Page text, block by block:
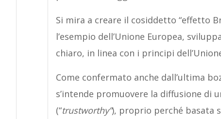
Si mira a creare il cosiddetto “effetto
l’esempio dell’Unione Europea,
chiaro, in linea con i principi
Come confermato anche dall’ultima
s’intende promuovere la diffusione di
(“trustworthy”), proprio perché basata